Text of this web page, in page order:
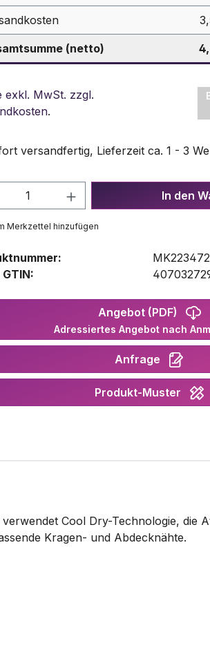
(netto)
exkl. MwSt. zzgl.
.
versandfertig, Lieferzeit ca. 1 - 3
Anzahl: Gib denIn den
Merkzettel hinzufügen
GTIN:
Angebot (PDF)
Adressiertes Angebot nach
Anfrage
Produkt-Muster
Cool Dry-Technologie, die
Kragen- und Abdecknähte.